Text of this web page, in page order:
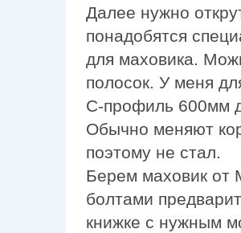
Далее нужно
понадобятся
для маховика.
полосок. У меня
С-профиль 600мм
Обычно меняют
поэтому не стал.
Берем маховик от
болтами
книжке с нужным